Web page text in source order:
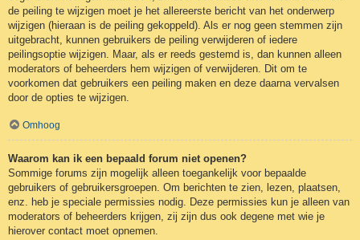
de peiling te wijzigen moet je het allereerste bericht van het onderwerp
wijzigen (hieraan is de peiling gekoppeld). Als er nog geen stemmen zijn
uitgebracht, kunnen gebruikers de peiling verwijderen of iedere
peilingsoptie wijzigen. Maar, als er reeds gestemd is, dan kunnen alleen
moderators of beheerders hem wijzigen of verwijderen. Dit om te
voorkomen dat gebruikers een peiling maken en deze daarna vervalsen
door de opties te wijzigen.
Omhoog
Waarom kan ik een bepaald forum niet openen?
Sommige forums zijn mogelijk alleen toegankelijk voor bepaalde
gebruikers of gebruikersgroepen. Om berichten te zien, lezen, plaatsen,
enz. heb je speciale permissies nodig. Deze permissies kun je alleen van
moderators of beheerders krijgen, zij zijn dus ook degene met wie je
hierover contact moet opnemen.